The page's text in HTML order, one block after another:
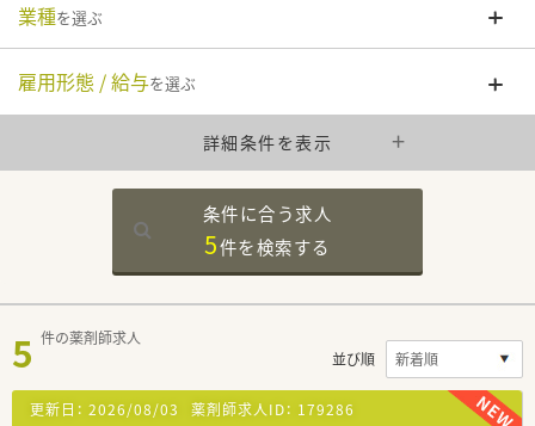
業種を選ぶ
雇用形態 / 給与を選ぶ
詳細条件を表示
条件に合う求人
5件を検索する
5 件の薬剤師求人
並び順
更新日： 2026/08/03 薬剤師求人ID： 179286